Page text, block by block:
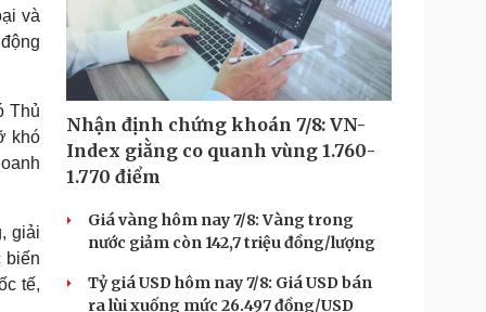
và
Thủ
khó
giải
biến
tế,
Nhận định chứng khoán 7/8: VN-
Index giằng co quanh vùng 1.760-
1.770 điểm
Giá vàng hôm nay 7/8: Vàng trong
nước giảm còn 142,7 triệu đồng/lượng
Tỷ giá USD hôm nay 7/8: Giá USD bán
ra lùi xuống mức 26.497 đồng/USD